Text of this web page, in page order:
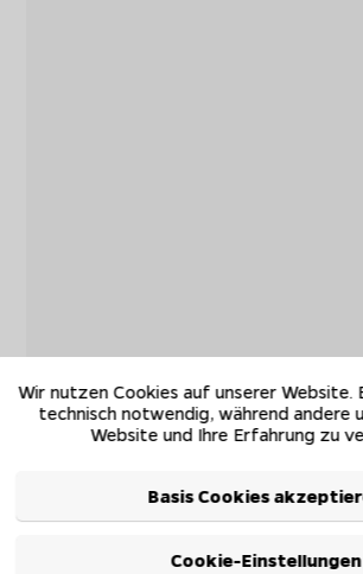
Wir nutzen Cookies auf unserer Website.
technisch notwendig, während andere
Website und Ihre Erfahrung zu
Basis Cookies
Cookie-Einstellungen